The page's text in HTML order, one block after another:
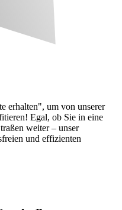
erhalten", um von unserer
Egal, ob Sie in eine
weiter – unser
und effizienten